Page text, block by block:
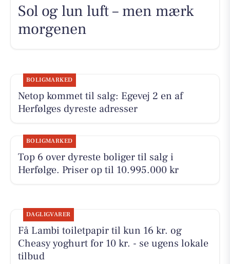
Sol og lun luft – men mærk
morgenen
BOLIGMARKED
Netop kommet til salg: Egevej 2 en af
Herfølges dyreste adresser
BOLIGMARKED
Top 6 over dyreste boliger til salg i
Herfølge. Priser op til 10.995.000 kr
DAGLIGVARER
Få Lambi toiletpapir til kun 16 kr. og
Cheasy yoghurt for 10 kr. - se ugens lokale
tilbud